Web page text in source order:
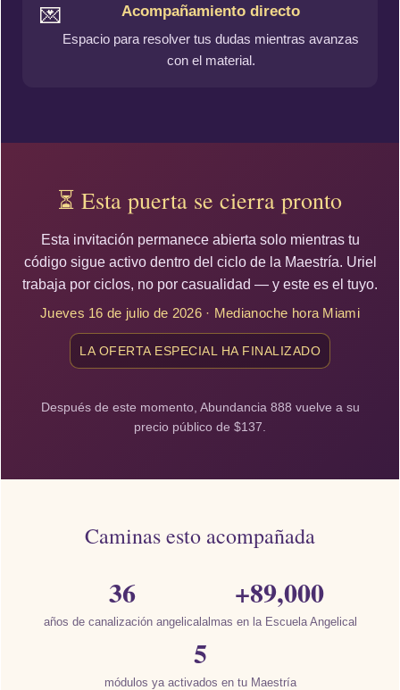
💌 Acompañamiento directo
Espacio para resolver tus dudas mientras avanzas
con el material.
⏳ Esta puerta se cierra pronto
Esta invitación permanece abierta solo mientras tu
código sigue activo dentro del ciclo de la Maestría. Uriel
trabaja por ciclos, no por casualidad — y este es el tuyo.
Jueves 16 de julio de 2026 · Medianoche hora Miami
LA OFERTA ESPECIAL HA FINALIZADO
Después de este momento, Abundancia 888 vuelve a su
precio público de $137.
Caminas esto acompañada
36
años de canalización angelical
+89,000
almas en la Escuela Angelical
5
módulos ya activados en tu Maestría